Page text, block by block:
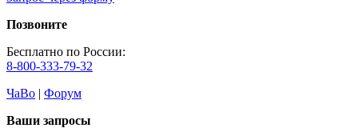
Позвоните
Бесплатно по России:
8-800-333-79-32
ЧаВо | Форум
Ваши запросы